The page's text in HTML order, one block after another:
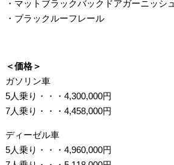
・マットブラックバックドアガーニッシ
・ブラックルーフレール
＜価格＞
ガソリン車
5人乗り・・・4,300,000円
7人乗り・・・4,458,000円
ディーゼル車
5人乗り・・・4,960,000円